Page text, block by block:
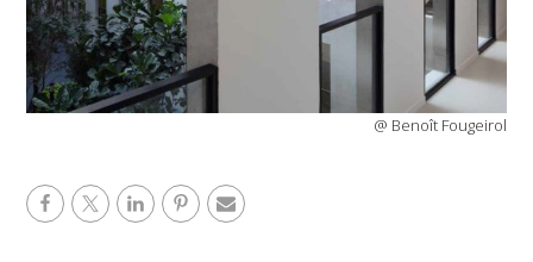
@ Benoît Fougeirol